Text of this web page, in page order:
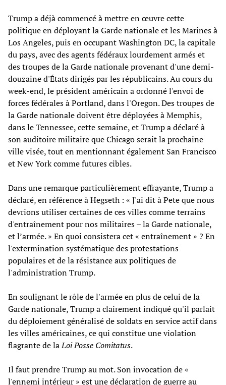
Trump a déjà commencé à mettre en œuvre cette
politique en déployant la Garde nationale et les Marines à
Los Angeles, puis en occupant Washington DC, la capitale
du pays, avec des agents fédéraux lourdement armés et
des troupes de la Garde nationale provenant d'une demi-
douzaine d'États dirigés par les républicains. Au cours du
week-end, le président américain a ordonné l'envoi de
forces fédérales à Portland, dans l'Oregon. Des troupes de
la Garde nationale doivent être déployées à Memphis,
dans le Tennessee, cette semaine, et Trump a déclaré à
son auditoire militaire que Chicago serait la prochaine
ville visée, tout en mentionnant également San Francisco
et New York comme futures cibles.
Dans une remarque particulièrement effrayante, Trump a
déclaré, en référence à Hegseth : « J'ai dit à Pete que nous
devrions utiliser certaines de ces villes comme terrains
d'entraînement pour nos militaires – la Garde nationale,
et l’armée. » En quoi consistera cet « entraînement » ? En
l'extermination systématique des protestations
populaires et de la résistance aux politiques de
l'administration Trump.
En soulignant le rôle de l'armée en plus de celui de la
Garde nationale, Trump a clairement indiqué qu'il parlait
du déploiement généralisé de soldats en service actif dans
les villes américaines, ce qui constitue une violation
flagrante de laLoi Posse Comitatus.
Il faut prendre Trump au mot. Son invocation de «
l'ennemi intérieur » est une déclaration de guerre au